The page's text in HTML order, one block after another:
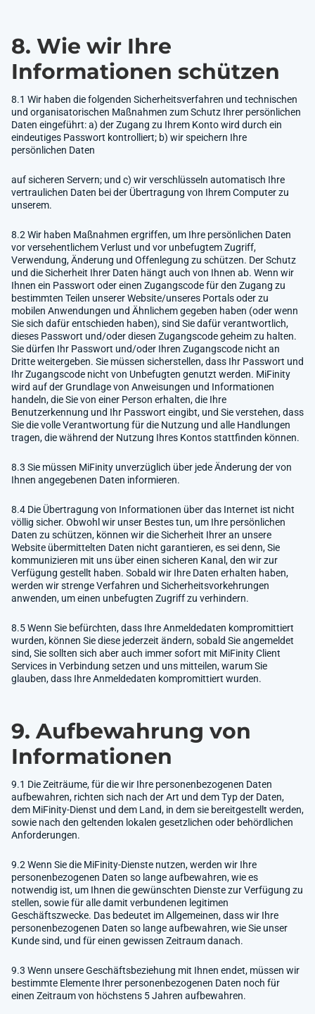
8. Wie wir Ihre
Informationen schützen
8.1 Wir haben die folgenden Sicherheitsverfahren und technischen
und organisatorischen Maßnahmen zum Schutz Ihrer persönlichen
Daten eingeführt: a) der Zugang zu Ihrem Konto wird durch ein
eindeutiges Passwort kontrolliert; b) wir speichern Ihre
persönlichen Daten
auf sicheren Servern; und c) wir verschlüsseln automatisch Ihre
vertraulichen Daten bei der Übertragung von Ihrem Computer zu
unserem.
8.2 Wir haben Maßnahmen ergriffen, um Ihre persönlichen Daten
vor versehentlichem Verlust und vor unbefugtem Zugriff,
Verwendung, Änderung und Offenlegung zu schützen. Der Schutz
und die Sicherheit Ihrer Daten hängt auch von Ihnen ab. Wenn wir
Ihnen ein Passwort oder einen Zugangscode für den Zugang zu
bestimmten Teilen unserer Website/unseres Portals oder zu
mobilen Anwendungen und Ähnlichem gegeben haben (oder wenn
Sie sich dafür entschieden haben), sind Sie dafür verantwortlich,
dieses Passwort und/oder diesen Zugangscode geheim zu halten.
Sie dürfen Ihr Passwort und/oder Ihren Zugangscode nicht an
Dritte weitergeben. Sie müssen sicherstellen, dass Ihr Passwort und
Ihr Zugangscode nicht von Unbefugten genutzt werden. MiFinity
wird auf der Grundlage von Anweisungen und Informationen
handeln, die Sie von einer Person erhalten, die Ihre
Benutzerkennung und Ihr Passwort eingibt, und Sie verstehen, dass
Sie die volle Verantwortung für die Nutzung und alle Handlungen
tragen, die während der Nutzung Ihres Kontos stattfinden können.
8.3 Sie müssen MiFinity unverzüglich über jede Änderung der von
Ihnen angegebenen Daten informieren.
8.4 Die Übertragung von Informationen über das Internet ist nicht
völlig sicher. Obwohl wir unser Bestes tun, um Ihre persönlichen
Daten zu schützen, können wir die Sicherheit Ihrer an unsere
Website übermittelten Daten nicht garantieren, es sei denn, Sie
kommunizieren mit uns über einen sicheren Kanal, den wir zur
Verfügung gestellt haben. Sobald wir Ihre Daten erhalten haben,
werden wir strenge Verfahren und Sicherheitsvorkehrungen
anwenden, um einen unbefugten Zugriff zu verhindern.
8.5 Wenn Sie befürchten, dass Ihre Anmeldedaten kompromittiert
wurden, können Sie diese jederzeit ändern, sobald Sie angemeldet
sind, Sie sollten sich aber auch immer sofort mit MiFinity Client
Services in Verbindung setzen und uns mitteilen, warum Sie
glauben, dass Ihre Anmeldedaten kompromittiert wurden.
9. Aufbewahrung von
Informationen
9.1 Die Zeiträume, für die wir Ihre personenbezogenen Daten
aufbewahren, richten sich nach der Art und dem Typ der Daten,
dem MiFinity-Dienst und dem Land, in dem sie bereitgestellt werden,
sowie nach den geltenden lokalen gesetzlichen oder behördlichen
Anforderungen.
9.2 Wenn Sie die MiFinity-Dienste nutzen, werden wir Ihre
personenbezogenen Daten so lange aufbewahren, wie es
notwendig ist, um Ihnen die gewünschten Dienste zur Verfügung zu
stellen, sowie für alle damit verbundenen legitimen
Geschäftszwecke. Das bedeutet im Allgemeinen, dass wir Ihre
personenbezogenen Daten so lange aufbewahren, wie Sie unser
Kunde sind, und für einen gewissen Zeitraum danach.
9.3 Wenn unsere Geschäftsbeziehung mit Ihnen endet, müssen wir
bestimmte Elemente Ihrer personenbezogenen Daten noch für
einen Zeitraum von höchstens 5 Jahren aufbewahren.